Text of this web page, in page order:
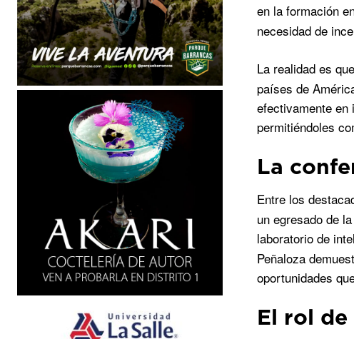
en la formación
necesidad de
La realidad es
países de
efectivamente en
permitiéndoles
La
Entre los
un egresado de
laboratorio de
Peñaloza
oportunidades
El rol